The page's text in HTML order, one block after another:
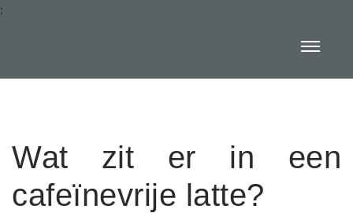
:
Wat zit er in een
cafeïnevrije latte?